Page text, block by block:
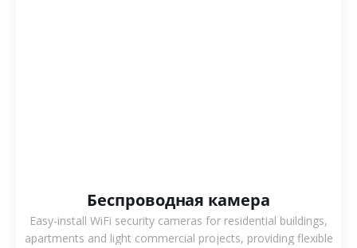
Беспроводная камера
Easy-install WiFi security cameras for residential buildings,
apartments and light commercial projects, providing flexible